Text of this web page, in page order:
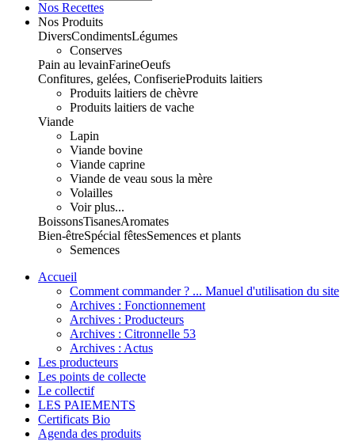
Nos Recettes
Nos Produits
DiversCondimentsLégumes
Conserves
Pain au levainFarineOeufs
Confitures, gelées, ConfiserieProduits laitiers
Produits laitiers de chèvre
Produits laitiers de vache
Viande
Lapin
Viande bovine
Viande caprine
Viande de veau sous la mère
Volailles
Voir plus...
BoissonsTisanesAromates
Bien-êtreSpécial fêtesSemences et plants
Semences
Accueil
Comment commander ? ... Manuel d'utilisation du site
Archives : Fonctionnement
Archives : Producteurs
Archives : Citronnelle 53
Archives : Actus
Les producteurs
Les points de collecte
Le collectif
LES PAIEMENTS
Certificats Bio
Agenda des produits